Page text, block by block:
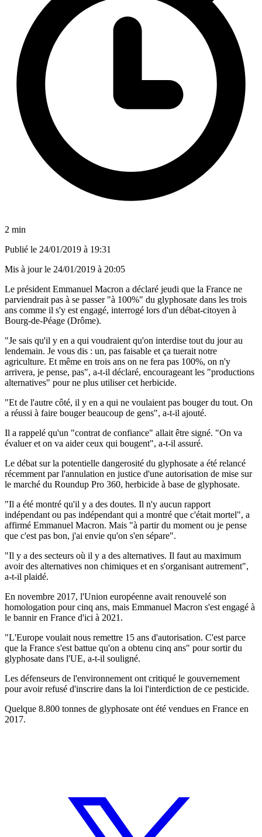
2 min
Publié le 24/01/2019 à 19:31
Mis à jour le 24/01/2019 à 20:05
Le président Emmanuel Macron a déclaré jeudi que la France ne
parviendrait pas à se passer "à 100%" du glyphosate dans les trois
ans comme il s'y est engagé, interrogé lors d'un débat-citoyen à
Bourg-de-Péage (Drôme).
"Je sais qu'il y en a qui voudraient qu'on interdise tout du jour au
lendemain. Je vous dis : un, pas faisable et ça tuerait notre
agriculture. Et même en trois ans on ne fera pas 100%, on n'y
arrivera, je pense, pas", a-t-il déclaré, encourageant les "productions
alternatives" pour ne plus utiliser cet herbicide.
"Et de l'autre côté, il y en a qui ne voulaient pas bouger du tout. On
a réussi à faire bouger beaucoup de gens", a-t-il ajouté.
Il a rappelé qu'un "contrat de confiance" allait être signé. "On va
évaluer et on va aider ceux qui bougent", a-t-il assuré.
Le débat sur la potentielle dangerosité du glyphosate a été relancé
récemment par l'annulation en justice d'une autorisation de mise sur
le marché du Roundup Pro 360, herbicide à base de glyphosate.
"Il a été montré qu'il y a des doutes. Il n'y aucun rapport
indépendant ou pas indépendant qui a montré que c'était mortel", a
affirmé Emmanuel Macron. Mais "à partir du moment ou je pense
que c'est pas bon, j'ai envie qu'on s'en sépare".
"Il y a des secteurs où il y a des alternatives. Il faut au maximum
avoir des alternatives non chimiques et en s'organisant autrement",
a-t-il plaidé.
En novembre 2017, l'Union européenne avait renouvelé son
homologation pour cinq ans, mais Emmanuel Macron s'est engagé à
le bannir en France d'ici à 2021.
"L'Europe voulait nous remettre 15 ans d'autorisation. C'est parce
que la France s'est battue qu'on a obtenu cinq ans" pour sortir du
glyphosate dans l'UE, a-t-il souligné.
Les défenseurs de l'environnement ont critiqué le gouvernement
pour avoir refusé d'inscrire dans la loi l'interdiction de ce pesticide.
Quelque 8.800 tonnes de glyphosate ont été vendues en France en
2017.